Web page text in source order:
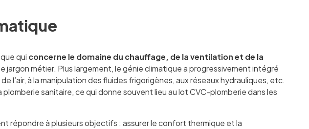
qui concerne le domaine du chauffage, de la ventilation et de la
jargon métier. Plus largement, le génie climatique a progressivement intégré
l’air, à la manipulation des fluides frigorigènes, aux réseaux hydrauliques, etc.
sanitaire, ce qui donne souvent lieu au lot CVC-plomberie dans les
répondre à plusieurs objectifs : assurer le confort thermique et la